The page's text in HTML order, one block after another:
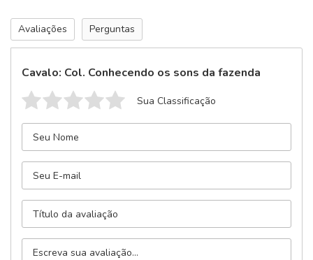
Avaliações Perguntas
Cavalo: Col. Conhecendo os sons da fazenda
Sua Classificação